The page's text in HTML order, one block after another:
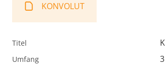
KONVOLUT
Titel
Umfang